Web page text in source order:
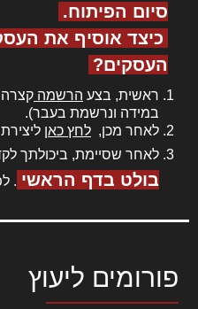
סיום הפיתוח.
כיצד אוסיף את
העסקים?
ראשית, בצע הרשמה קצרה
במידה ונרשמת בעבר).
לאחר מכן, לחץ כאן
לאחר שסיימת, ביכולתך
בולט בדף הראשי .
פורומים ליעוץ